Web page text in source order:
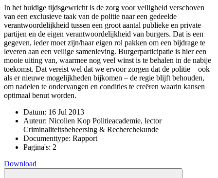
In het huidige tijdsgewricht is de zorg voor veiligheid verschoven
van een exclusieve taak van de politie naar een gedeelde
verantwoordelijkheid tussen een groot aantal publieke en private
partijen en de eigen verantwoordelijkheid van burgers. Dat is een
gegeven, ieder moet zijn/haar eigen rol pakken om een bijdrage te
leveren aan een veilige samenleving. Burgerparticipatie is hier een
mooie uiting van, waarmee nog veel winst is te behalen in de nabije
toekomst. Dat vereist wel dat we ervoor zorgen dat de politie – ook
als er nieuwe mogelijkheden bijkomen – de regie blijft behouden,
om nadelen te ondervangen en condities te creëren waarin kansen
optimaal benut worden.
Datum: 16 Jul 2013
Auteur: Nicolien Kop Politieacademie, lector
Criminaliteitsbeheersing & Recherchekunde
Documenttype: Rapport
Pagina's: 2
Download